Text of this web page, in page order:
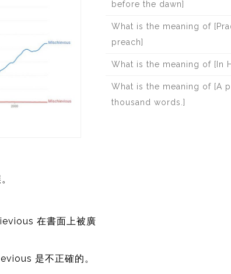
在書面上被廣
是不正確的。
before the dawn]
What is the meaning of
preach]
What is the meaning of [In
What is the meaning of [A
thousand words.]